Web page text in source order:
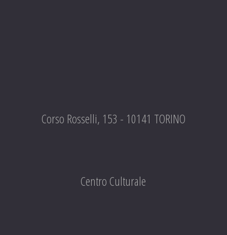
Corso Rosselli, 153 - 10141 TORINO
Centro Culturale